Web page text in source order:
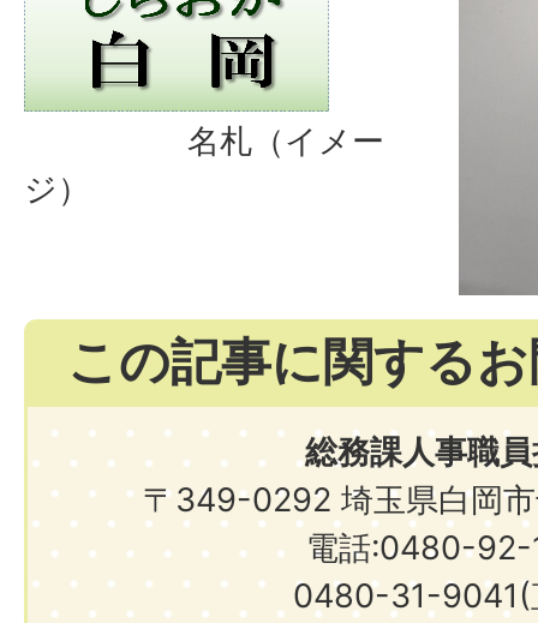
名札（イメー
ジ）
この記事に関する
総務課人事職
〒349-0292 埼玉県白岡
電話:0480-92-
0480-31-9041(